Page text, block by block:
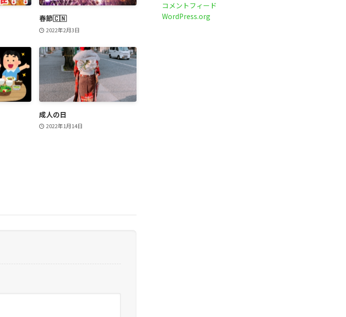
春節🇨🇳
2022年2月3日
成人の日
2022年1月14日
コメントフィード
WordPress.org